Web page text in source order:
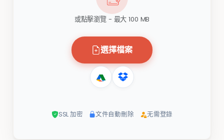
或點擊瀏覽 - 最大 100 MB
選擇檔案
SSL 加密 文件自動刪除 无需登錄